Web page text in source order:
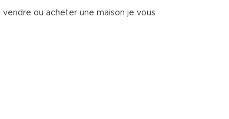
ou acheter une maison je vous